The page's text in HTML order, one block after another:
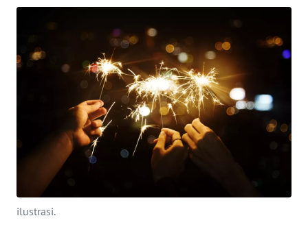
ilustrasi.
Informasi
KONTAK
IKLAN